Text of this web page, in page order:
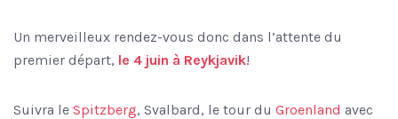
Un merveilleux rendez-vous donc dans l’attente du
premier départ, le 4 juin à Reykjavik!
Suivra le Spitzberg, Svalbard, le tour du Groenland avec